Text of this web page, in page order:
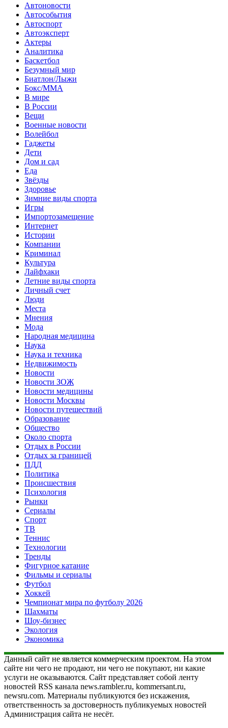
Автоновости
Автособытия
Автоспорт
Автоэксперт
Актеры
Аналитика
Баскетбол
Безумный мир
Биатлон/Лыжи
Бокс/MMA
В мире
В России
Вещи
Военные новости
Волейбол
Гаджеты
Дети
Дом и сад
Еда
Звёзды
Здоровье
Зимние виды спорта
Игры
Импортозамещение
Интернет
Истории
Компании
Криминал
Культура
Лайфхаки
Летние виды спорта
Личный счет
Люди
Места
Мнения
Мода
Народная медицина
Наука
Наука и техника
Недвижимость
Новости
Новости ЗОЖ
Новости медицины
Новости Москвы
Новости путешествий
Образование
Общество
Около спорта
Отдых в России
Отдых за границей
ПДД
Политика
Происшествия
Психология
Рынки
Сериалы
Спорт
ТВ
Теннис
Технологии
Тренды
Фигурное катание
Фильмы и сериалы
Футбол
Хоккей
Чемпионат мира по футболу 2026
Шахматы
Шоу-бизнес
Экология
Экономика
Данный сайт не является коммерческим проектом. На этом
сайте ни чего не продают, ни чего не покупают, ни какие
услуги не оказываются. Сайт представляет собой ленту
новостей RSS канала news.rambler.ru, kommersant.ru,
newsru.com. Материалы публикуются без искажения,
ответственность за достоверность публикуемых новостей
Администрация сайта не несёт.